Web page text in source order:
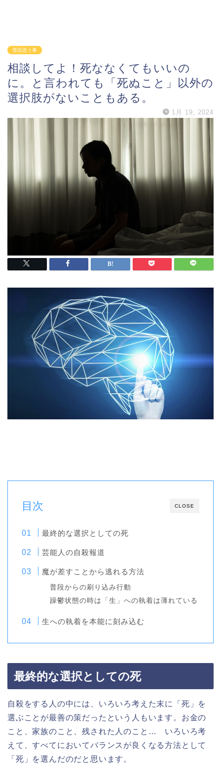
普段思う事
相談してよ！死ななくてもいいの
に。と言われても「死ぬこと」以外の
選択肢がないこともある。
1月 19, 2024
CLOSE
目次
最終的な選択としての死
芸能人の自殺報道
魔が差すことから逃れる方法
普段からの刷り込み行動
躁鬱状態の時は「生」への執着は薄れている
生への執着を本能に刻み込む
最終的な選択としての死
自殺をする人の中には、いろいろ考えた末に「死」を
選ぶことが最善の策だったという人もいます。お金の
こと、家族のこと、残された人のこと… いろいろ考
えて、すべてにおいてバランスが良くなる方法として
「死」を選んだのだと思います。